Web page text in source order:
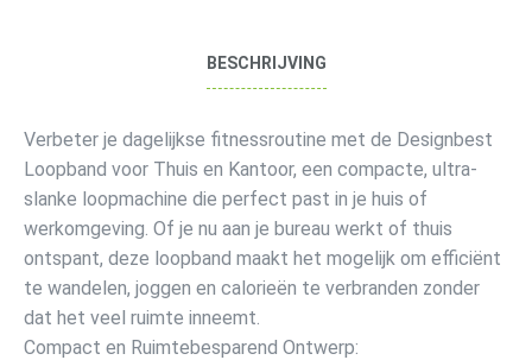
BESCHRIJVING
Verbeter je dagelijkse fitnessroutine met de Designbest
Loopband voor Thuis en Kantoor, een compacte, ultra-
slanke loopmachine die perfect past in je huis of
werkomgeving. Of je nu aan je bureau werkt of thuis
ontspant, deze loopband maakt het mogelijk om efficiënt
te wandelen, joggen en calorieën te verbranden zonder
dat het veel ruimte inneemt.
Compact en Ruimtebesparend Ontwerp: